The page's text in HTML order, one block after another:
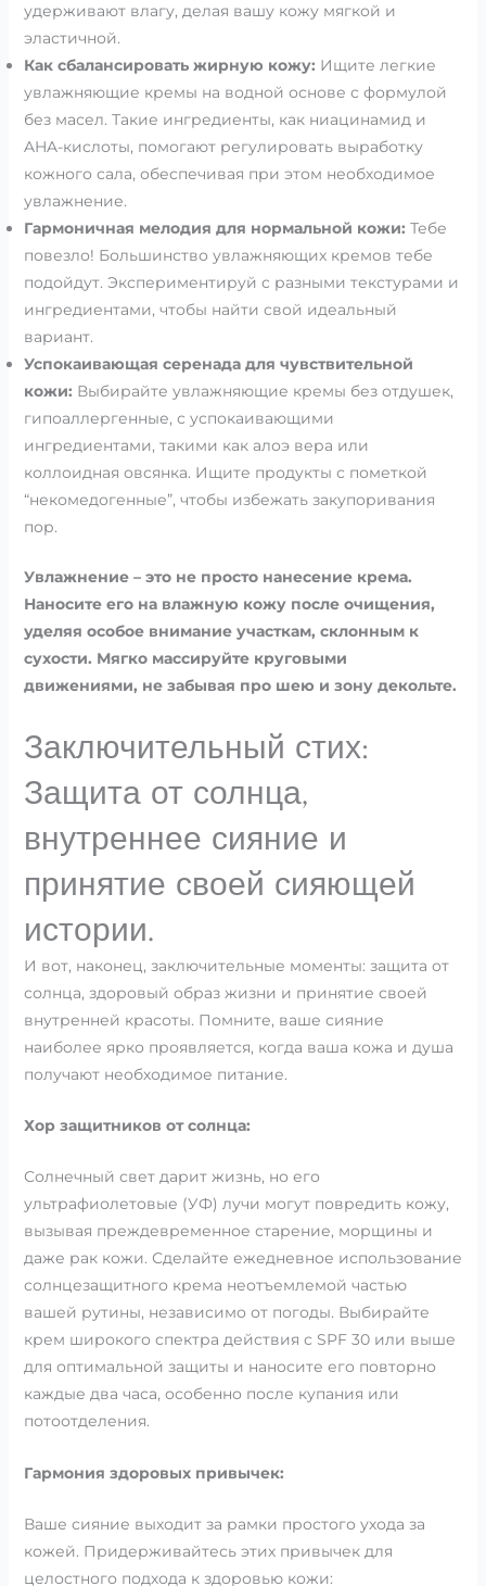
удерживают влагу, делая вашу кожу мягкой и
эластичной.
Как сбалансировать жирную кожу: Ищите легкие
увлажняющие кремы на водной основе с формулой
без масел. Такие ингредиенты, как ниацинамид и
AHA-кислоты, помогают регулировать выработку
кожного сала, обеспечивая при этом необходимое
увлажнение.
Гармоничная мелодия для нормальной кожи: Тебе
повезло! Большинство увлажняющих кремов тебе
подойдут. Экспериментируй с разными текстурами и
ингредиентами, чтобы найти свой идеальный
вариант.
Успокаивающая серенада для чувствительной
кожи: Выбирайте увлажняющие кремы без отдушек,
гипоаллергенные, с успокаивающими
ингредиентами, такими как алоэ вера или
коллоидная овсянка. Ищите продукты с пометкой
“некомедогенные”, чтобы избежать закупоривания
пор.
Увлажнение – это не просто нанесение крема.
Наносите его на влажную кожу после очищения,
уделяя особое внимание участкам, склонным к
сухости. Мягко массируйте круговыми
движениями, не забывая про шею и зону декольте.
Заключительный стих:
Защита от солнца,
внутреннее сияние и
принятие своей сияющей
истории.
И вот, наконец, заключительные моменты: защита от
солнца, здоровый образ жизни и принятие своей
внутренней красоты. Помните, ваше сияние
наиболее ярко проявляется, когда ваша кожа и душа
получают необходимое питание.
Хор защитников от солнца:
Солнечный свет дарит жизнь, но его
ультрафиолетовые (УФ) лучи могут повредить кожу,
вызывая преждевременное старение, морщины и
даже рак кожи. Сделайте ежедневное использование
солнцезащитного крема неотъемлемой частью
вашей рутины, независимо от погоды. Выбирайте
крем широкого спектра действия с SPF 30 или выше
для оптимальной защиты и наносите его повторно
каждые два часа, особенно после купания или
потоотделения.
Гармония здоровых привычек:
Ваше сияние выходит за рамки простого ухода за
кожей. Придерживайтесь этих привычек для
целостного подхода к здоровью кожи: